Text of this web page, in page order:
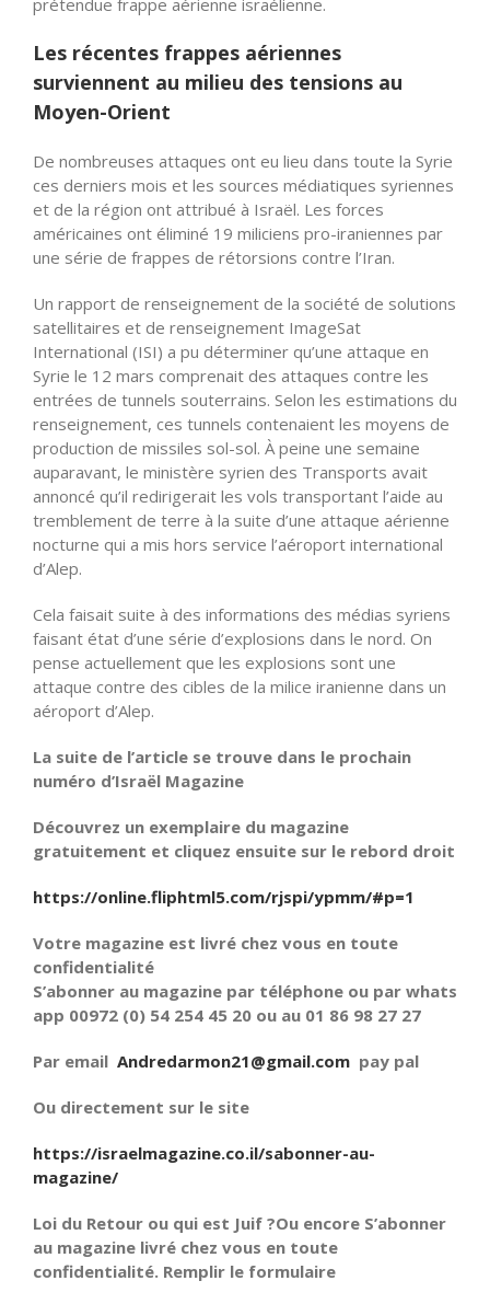
prétendue frappe aérienne israélienne.
Les récentes frappes aériennes
surviennent au milieu des tensions au
Moyen-Orient
De nombreuses attaques ont eu lieu dans toute la Syrie
ces derniers mois et les sources médiatiques syriennes
et de la région ont attribué à Israël. Les forces
américaines ont éliminé 19 miliciens pro-iraniennes par
une série de frappes de rétorsions contre l’Iran.
Un rapport de renseignement de la société de solutions
satellitaires et de renseignement ImageSat
International (ISI) a pu déterminer qu’une attaque en
Syrie le 12 mars comprenait des attaques contre les
entrées de tunnels souterrains. Selon les estimations du
renseignement, ces tunnels contenaient les moyens de
production de missiles sol-sol. À peine une semaine
auparavant, le ministère syrien des Transports avait
annoncé qu’il redirigerait les vols transportant l’aide au
tremblement de terre à la suite d’une attaque aérienne
nocturne qui a mis hors service l’aéroport international
d’Alep.
Cela faisait suite à des informations des médias syriens
faisant état d’une série d’explosions dans le nord. On
pense actuellement que les explosions sont une
attaque contre des cibles de la milice iranienne dans un
aéroport d’Alep.
La suite de l’article se trouve dans le prochain
numéro d’Israël Magazine
Découvrez un exemplaire du magazine
gratuitement et cliquez ensuite sur le rebord droit
https://online.fliphtml5.com/rjspi/ypmm/#p=1
Votre magazine est livré chez vous en toute
confidentialité
S’abonner au magazine par téléphone ou par whats
app 00972 (0) 54 254 45 20 ou au 01 86 98 27 27
Par email Andredarmon21@gmail.com pay pal
Ou directement sur le site
https://israelmagazine.co.il/sabonner-au-
magazine/
Loi du Retour ou qui est Juif ?Ou encore S’abonner
au magazine livré chez vous en toute
confidentialité. Remplir le formulaire